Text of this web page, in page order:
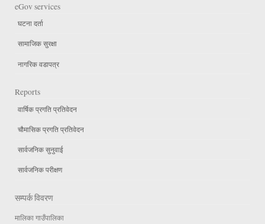
eGov services
घटना दर्ता
सामाजिक सुरक्षा
नागरिक वडापत्र
Reports
वार्षिक प्रगति प्रतिवेदन
चौमासिक प्रगति प्रतिवेदन
सार्वजनिक सुनुवाई
सार्वजनिक परीक्षण
सम्पर्क विवरण
मालिका गाउँपालिका